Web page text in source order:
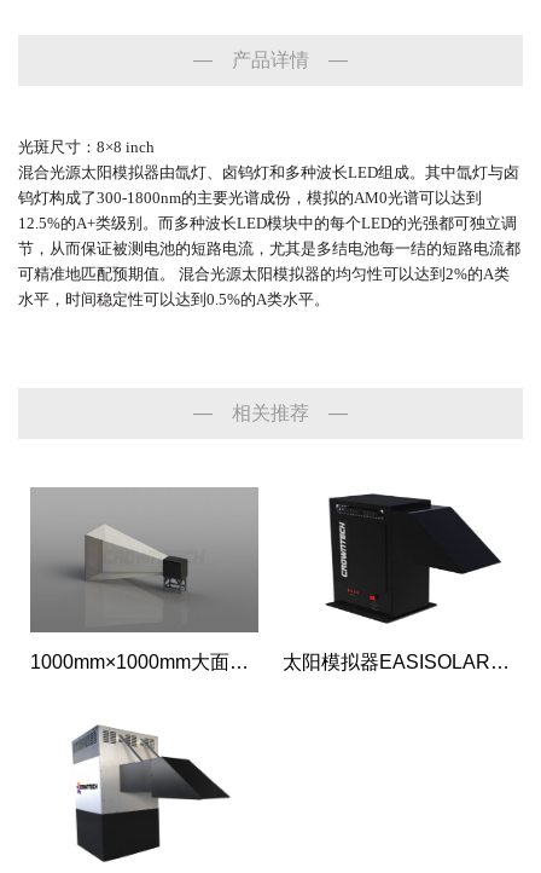
— 产品详情 —
光斑尺寸： 8×8 inch
混合光源太阳模拟器由氙灯、卤钨灯和多种波长LED组成。其中氙灯与卤
钨灯构成了300-1800nm的主要光谱成份，模拟的AM0光谱可以达到
12.5%的A+类级别。而多种波长LED模块中的每个LED的光强都可独立调
节，从而保证被测电池的短路电流，尤其是多结电池每一结的短路电流都
可精准地匹配预期值。 混合光源太阳模拟器的均匀性可以达到 2%的A类
水平，时间稳定性可以达到 0.5%的A类水平。
— 相关推荐 —
1000mm×1000mm大面积稳态投影式LED太阳模拟器 太阳模拟器EASISOLAR-50-3A